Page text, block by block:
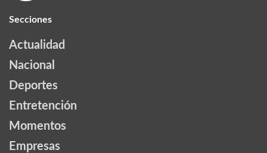
Secciones
Actualidad
Nacional
Deportes
Entretención
Momentos
Empresas